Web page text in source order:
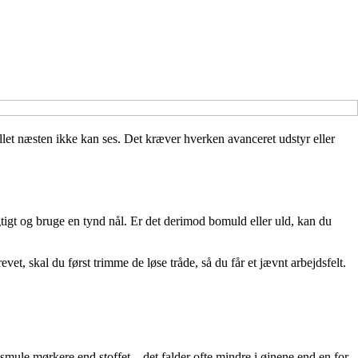
næsten ikke kan ses. Det kræver hverken avanceret udstyr eller
og bruge en tynd nål. Er det derimod bomuld eller uld, kan du
skal du først trimme de løse tråde, så du får et jævnt arbejdsfelt.